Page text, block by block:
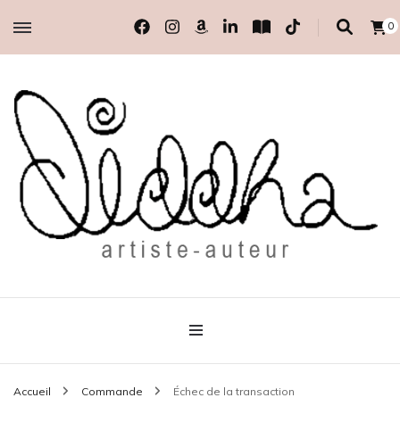
0
Diddha
Accueil Commande Échec de la transaction